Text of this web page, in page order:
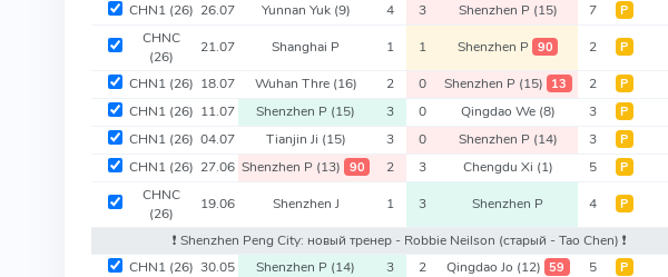
CHN1 (26) 26.07 Yunnan Yuk (9) 4 3 Shenzhen P (15) 7 Р
CHNC
(26)
21.07 Shanghai P 1 1 Shenzhen P 90 2 Р
CHN1 (26) 18.07 Wuhan Thre (16) 2 0 Shenzhen P (15) 13 2 Р
CHN1 (26) 11.07 Shenzhen P (15) 3 0 Qingdao We (8) 3 Р
CHN1 (26) 04.07 Tianjin Ji (15) 3 0 Shenzhen P (14) 3 Р
CHN1 (26) 27.06 Shenzhen P (13) 90 2 3 Chengdu Xi (1) 5 Р
CHNC
(26)
19.06 Shenzhen J 1 3 Shenzhen P 4 Р
❗️ Shenzhen Peng City: новый тренер - Robbie Neilson (старый - Tao Chen) ❗️
CHN1 (26) 30.05 Shenzhen P (14) 3 2 Qingdao Jo (12) 59 5 Р